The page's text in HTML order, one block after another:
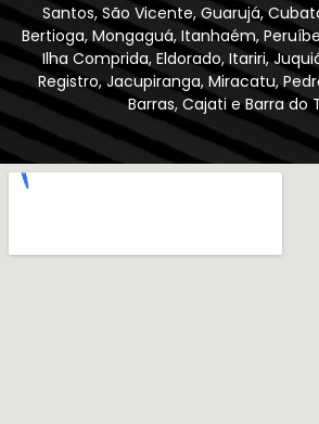
Santos, São Vicente, Guarujá,
Bertioga, Mongaguá, Itanhaém,
Ilha Comprida, Eldorado, Itariri,
Registro, Jacupiranga, Miracatu,
Barras, Cajati e Barra do